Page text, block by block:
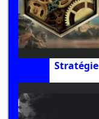
Stratégie